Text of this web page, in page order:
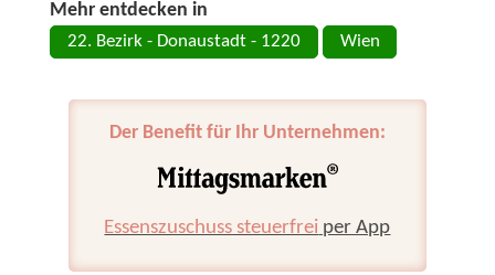
Mehr entdecken in
22. Bezirk - Donaustadt - 1220 Wien
Der Benefit für Ihr Unternehmen:
Essenszuschuss steuerfrei per App